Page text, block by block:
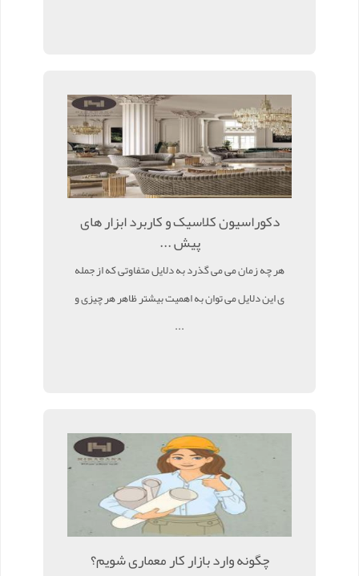
دکوراسیون کلاسیک و کاربرد ابزار های
پیش ...
هر چه زمان می می گذرد به دلایل متفاوتی که از جمله
ی این دلایل می توان به اهمیت بیشتر ظاهر هر چیزی و
...
چگونه وارد بازار کار معماری شویم؟